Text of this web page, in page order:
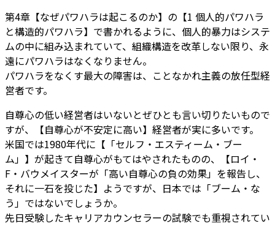
第4章【なぜパワハラは起こるのか】の【1 個人的パワハラ
と構造的パワハラ】で書かれるように、個人的暴力はシステ
ムの中に組み込まれていて、組織構造を改革しない限り、永
遠にパワハラはなくなりません。
パワハラをなくす最大の障害は、ことなかれ主義の放任型経
営者です。
自尊心の低い経営者はいないとぜひとも言い切りたいもので
すが、【自尊心が不安定に高い】経営者が実に多いです。
米国では1980年代に【「セルフ・エスティーム・ブー
ム」】が起きて自尊心がもてはやされたものの、【ロイ・
F・バウメイスターが「高い自尊心の負の効果」を報告し、
それに一石を投じた】ようですが、日本では「ブーム・な
う」ではないでしょうか。
先日受験したキャリアカウンセラーの試験でも重視されてい